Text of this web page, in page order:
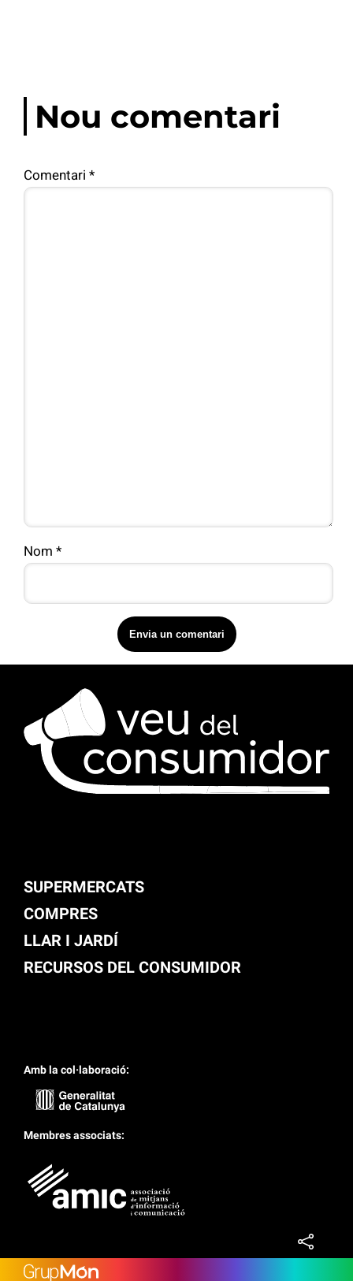
Nou comentari
Comentari *
Nom *
SUPERMERCATS
COMPRES
LLAR I JARDÍ
RECURSOS DEL CONSUMIDOR
Amb la col·laboració:
Membres associats: